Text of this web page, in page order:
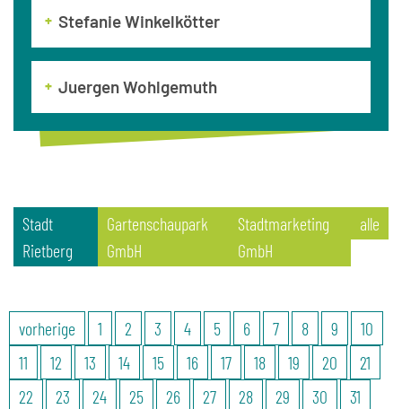
Stefanie Winkelkötter
Juergen Wohlgemuth
Stadt
Rietberg
Gartenschaupark
GmbH
Stadtmarketing
GmbH
alle
vorherige 1 2 3 4 5 6 7 8 9
10
11
12 13 14 15 16 17 18 19 20
21
22
23 24 25 26 27 28 29 30
31